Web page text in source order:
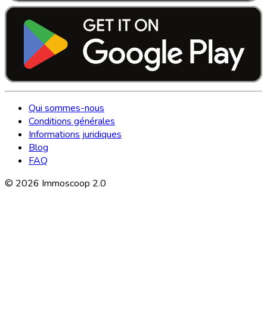
Qui sommes-nous
Conditions générales
Informations juridiques
Blog
FAQ
© 2026 Immoscoop 2.0